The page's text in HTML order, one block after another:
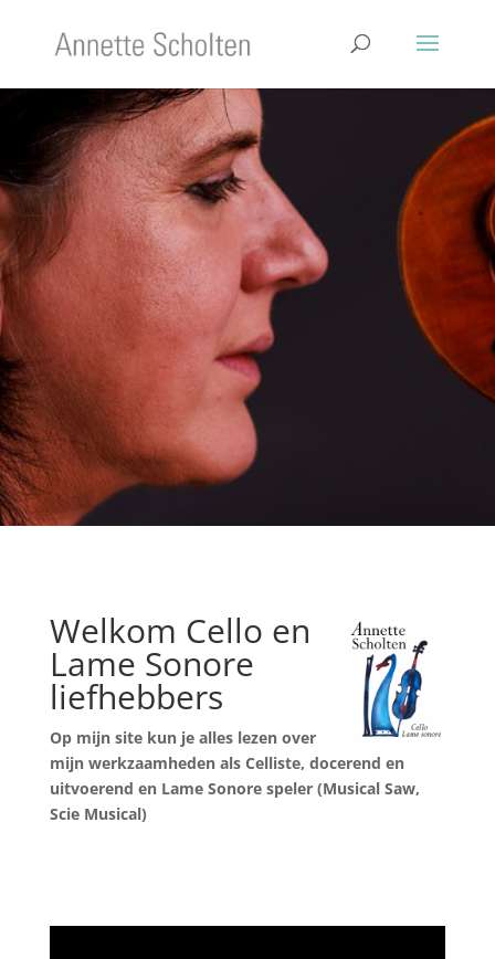
Welkom Cello en
Lame Sonore
liefhebbers
Op mijn site kun je alles lezen over
mijn werkzaamheden als Celliste, docerend en
uitvoerend en Lame Sonore speler (Musical Saw,
Scie Musical)